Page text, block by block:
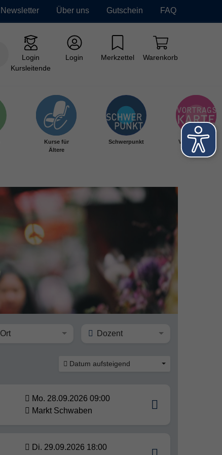
Newsletter Über uns Gutschein FAQ
Login
Kursleitende
Login Merkzettel Warenkorb
Kurse für
Ältere
Schwerpunkt Vortragskarte
Ort Dozent
Datum aufsteigend
Mo. 28.09.2026 09:00
Markt Schwaben
Di. 29.09.2026 18:00